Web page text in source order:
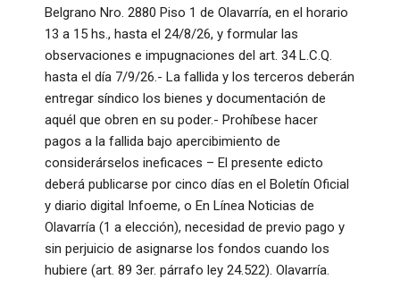
Belgrano Nro. 2880 Piso 1 de Olavarría, en el horario
13 a 15 hs., hasta el 24/8/26, y formular las
observaciones e impugnaciones del art. 34 L.C.Q.
hasta el día 7/9/26.- La fallida y los terceros deberán
entregar síndico los bienes y documentación de
aquél que obren en su poder.- Prohíbese hacer
pagos a la fallida bajo apercibimiento de
considerárselos ineficaces – El presente edicto
deberá publicarse por cinco días en el Boletín Oficial
y diario digital Infoeme, o En Línea Noticias de
Olavarría (1 a elección), necesidad de previo pago y
sin perjuicio de asignarse los fondos cuando los
hubiere (art. 89 3er. párrafo ley 24.522). Olavarría.